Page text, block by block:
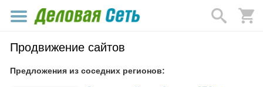
Продвижение сайтов
Предложения из соседних регионов: